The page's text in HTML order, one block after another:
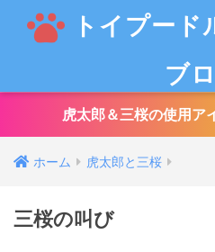
トイプード
ブ
虎太郎＆三桜の使用ア
ホーム 虎太郎と三桜
三桜の叫び